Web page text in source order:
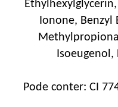
Ionone, Benzyl
Isoeugenol,
Pode conter: CI